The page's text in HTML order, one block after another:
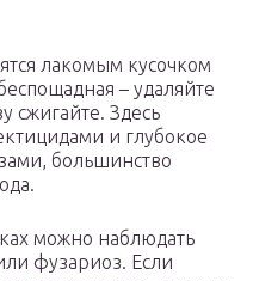
лакомым кусочком
– удаляйте
сжигайте. Здесь
и глубокое
большинство
можно наблюдать
фузариоз. Если